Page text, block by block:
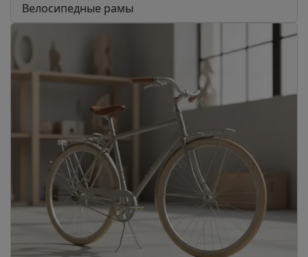
Велосипедные рамы